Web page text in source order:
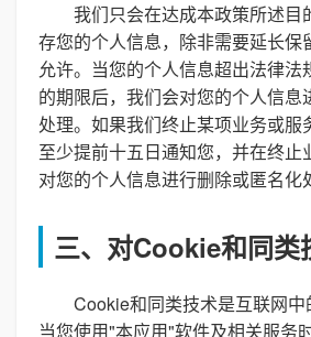
我们只会在达成本政策所述目
存您的个人信息，除非需要延长保
允许。当您的个人信息超出法律法
的期限后，我们会对您的个人信息
处理。如果我们终止某项业务或服
至少提前十五日通知您，并在终止
对您的个人信息进行删除或匿名化
三、对Cookie和同类
Cookie和同类技术是互联网中
当您使用"本应用"软件及相关服务